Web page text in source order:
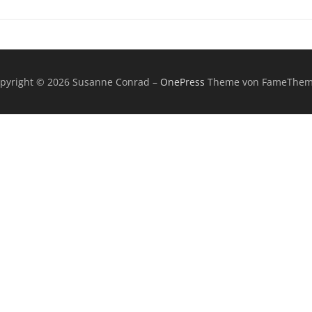
© 2026 Susanne Conrad – OnePress Theme von